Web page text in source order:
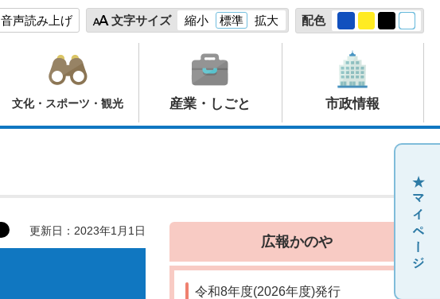
音声読み上げ 文字サイズ 縮小 標準 拡大 配色
文化・スポーツ・観光 産業・しごと 市政情報
更新日：2023年1月1日
広報かのや
令和8年度(2026年度)発行